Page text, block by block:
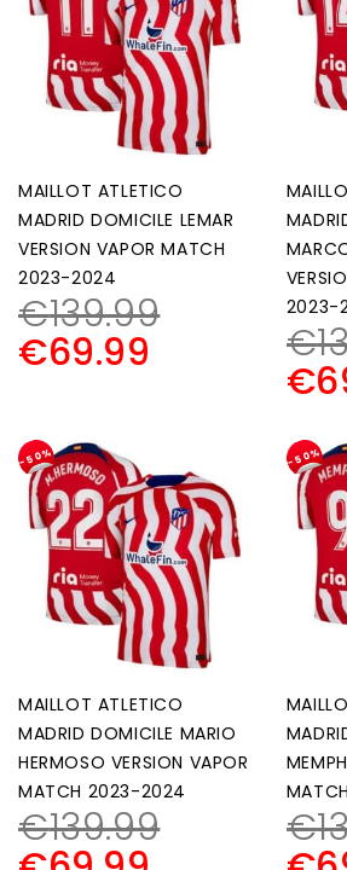
MAILLOT ATLETICO
MADRID DOMICILE LEMAR
VERSION VAPOR MATCH
2023-2024
€139.99
€69.99
2023-
€
€
-50%
MAILLOT ATLETICO
MADRID DOMICILE MARIO
HERMOSO VERSION VAPOR
MATCH 2023-2024
€139.99
-50%
€